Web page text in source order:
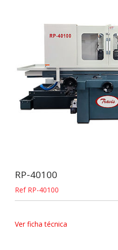
RP-40100
Ref RP-40100
Ver ficha técnica